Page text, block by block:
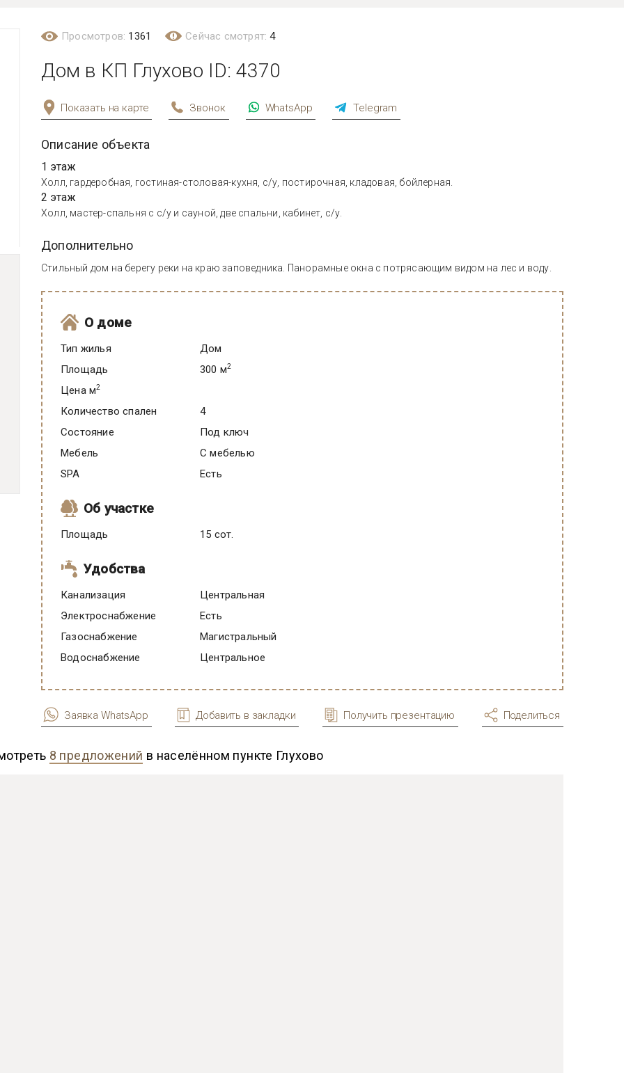
Просмотров: 1361 Сейчас смотрят:4
Дом в КП Глухово ID: 4370
Показать на карте Звонок WhatsApp Telegram
Описание объекта
1 этаж
Холл, гардеробная, гостиная-столовая-кухня, с/у, постирочная, кладовая, бойлерная.
2 этаж
Холл, мастер-спальня с с/у и сауной, две спальни, кабинет, с/у.
Дополнительно
Стильный дом на берегу реки на краю заповедника. Панорамные окна с потрясающим видом на лес и воду.
О доме
Тип жилья
Дом
Площадь
300 м2
Цена м2
Количество спален
4
Состояние
под ключ
Мебель
C мебелью
SPA
есть
Об участке
Площадь 15 сот.
Удобства
Канализация
Центральная
Электроснабжение
есть
Газоснабжение
Магистральный
Водоснабжение
Центральное
Заявка WhatsApp Добавить в закладки Получить презентацию Поделиться
8 предложений в населённом пункте Глухово